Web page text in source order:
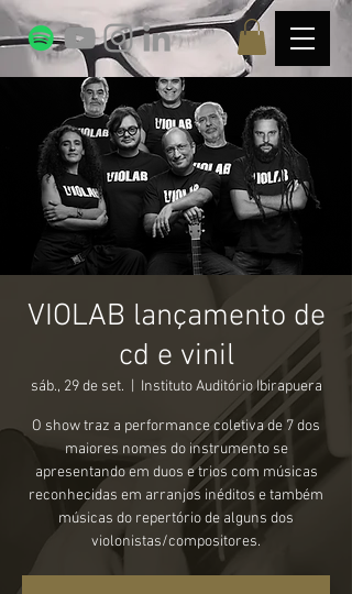
VIOLAB lançamento de
cd e vinil
sáb., 29 de set.
  |
Instituto Auditório Ibirapuera
O show traz a performance coletiva de 7 dos
maiores nomes do instrumento se
apresentando em duos e trios com músicas
reconhecidas em arranjos inéditos e também
músicas do repertório de alguns dos
violonistas/compositores.